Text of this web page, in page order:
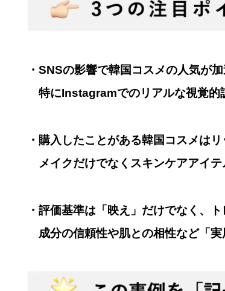
・SNSの影響で韓国コスメの人気が
特にInstagramでのリアルな視覚的
・購入したことがある韓国コスメは
メイクだけでなくスキンケアアイテ
・評価基準は「映え」だけでなく、
成分の信頼性や肌との相性など「